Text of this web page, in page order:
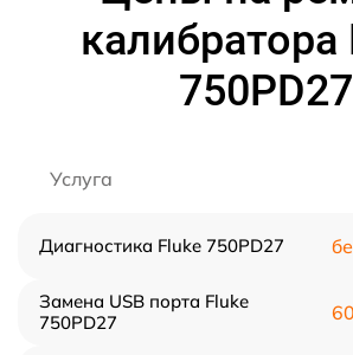
калибратора
750PD27
Услуга
Диагностика Fluke 750PD27
Замена USB порта Fluke
750PD27